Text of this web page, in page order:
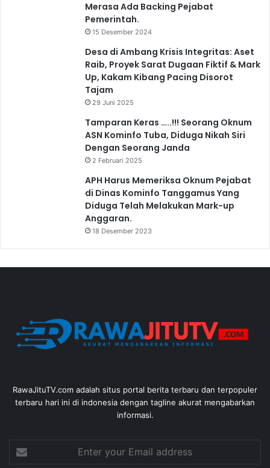
Merasa Ada Backing Pejabat
Pemerintah.
15 Desember 2024
Desa di Ambang Krisis Integritas: Aset
Raib, Proyek Sarat Dugaan Fiktif & Mark
Up, Kakam Kibang Pacing Disorot
Tajam
29 Juni 2025
Tamparan Keras …..!!! Seorang Oknum
ASN Kominfo Tuba, Diduga Nikah Siri
Dengan Seorang Janda
2 Februari 2025
APH Harus Memeriksa Oknum Pejabat
di Dinas Kominfo Tanggamus Yang
Diduga Telah Melakukan Mark-up
Anggaran.
18 Desember 2023
RawaJituTV.com adalah situs portal berita terbaru dan terpopuler
terbaru hari ini di indonesia dengan tagline akurat mengabarkan
informasi.
your